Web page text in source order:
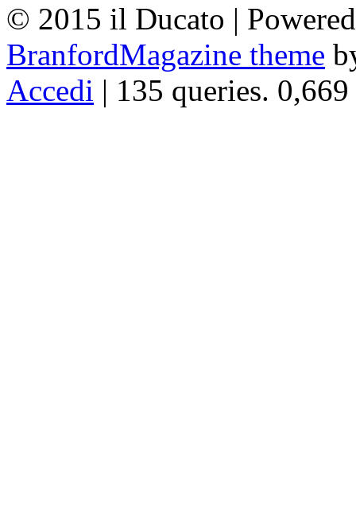
© 2015 il Ducato |
BranfordMagazine theme
Accedi | 135 queries. 0,669